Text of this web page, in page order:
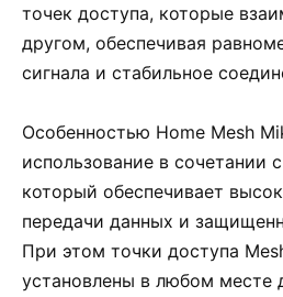
точек доступа, которые
другом, обеспечивая
сигнала и стабильное
Особенностью Home Mesh
использование в сочетании
который обеспечивает
передачи данных и
При этом точки доступа
установлены в любом месте